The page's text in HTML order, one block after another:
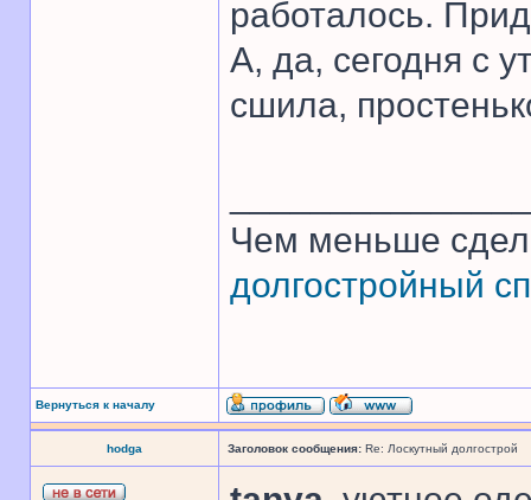
работалось.
А, да, сегодня с
сшила,
Чем меньше
долгостройный
Вернуться к началу
hodga Заголовок сообщения: Re: Лоскутный долгострой